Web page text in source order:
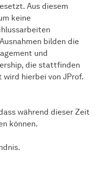
Aus diesem
keine
bilden die
und
die stattfinden
hierbei von JProf.
während dieser Zeit
können.